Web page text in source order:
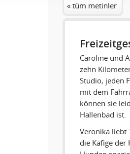
« tüm metinler
Caroline und
zehn
Studio, jeden
mit dem
können sie
Hallenbad ist.
Veronika liebt
die Käfige der